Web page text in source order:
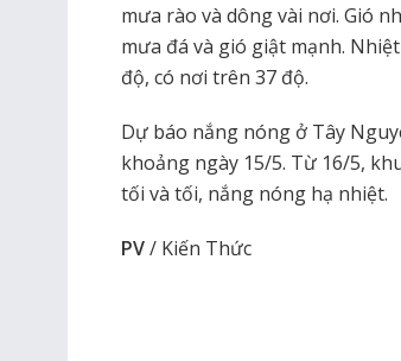
mưa rào và dông vài nơi. Gió
mưa đá và gió giật mạnh.
độ, có nơi trên 37 độ.
Dự báo nắng nóng ở Tây
khoảng ngày 15/5. Từ 16/5,
tối và tối, nắng nóng hạ nhiệt.
PV/ Kiến Thức